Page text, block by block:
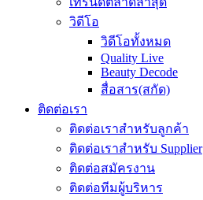
วิดีโอ
วิดีโอทั้งหมด
Quality Live
Beauty Decode
สื่อสาร(สกัด)
ติดต่อเรา
ติดต่อเราสำหรับลูกค้า
ติดต่อเราสำหรับ Supplier
ติดต่อสมัครงาน
ติดต่อทีมผู้บริหาร